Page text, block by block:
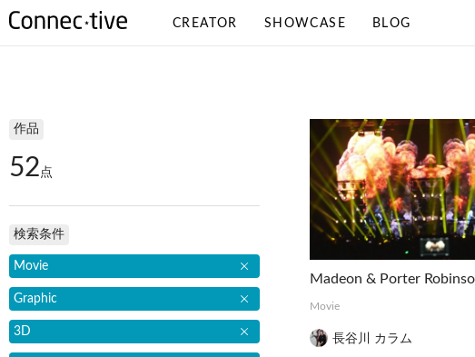
CREATOR SHOWCASE BLOG
検索条件
Movie
長谷川 カラム
作品
52点
検索条件
Movie
Graphic
3D